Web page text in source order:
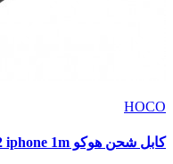
HOCO
كابل شحن هوكو x82 iphone 1m